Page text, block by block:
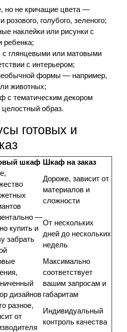
но не кричащие цвета —
розового, голубого, зеленого;
наклейки или рисунки с
ребенка;
глянцевыми или матовыми
с интерьером;
формы — например,
животных;
с тематическим декором
образ.
готовых и
шкаф Шкаф на заказ
Дороже, зависит от
материалов и
сложности
—
купить и
забрать
От нескольких
дней до нескольких
недель
дизайнов
Максимально
соответствует
вашим запросам и
габаритам
разное,
от
Индивидуальный
контроль качества